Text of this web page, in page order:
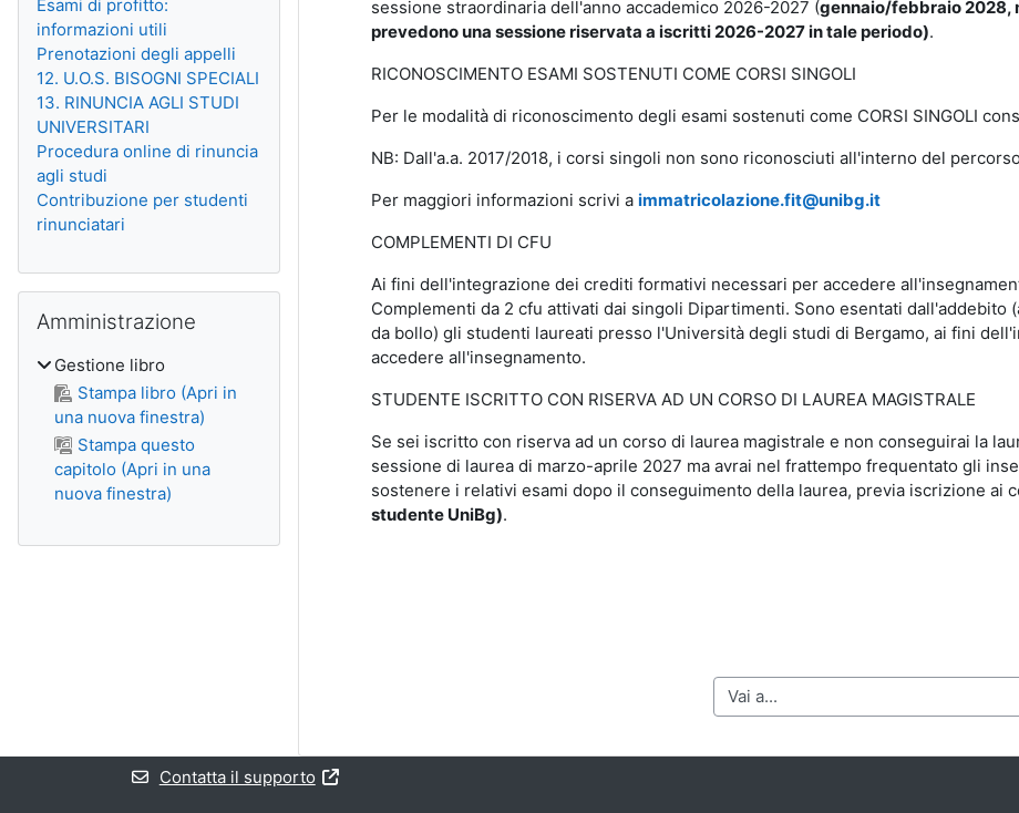
sessione straordinaria dell'anno accademico 2026-2027 (gennaio/febbraio 2028,
prevedono una sessione riservata a iscritti 2026-2027 in tale periodo).
RICONOSCIMENTO ESAMI SOSTENUTI COME CORSI SINGOLI
Per le modalità di riconoscimento degli esami sostenuti come CORSI SINGOLI
NB: Dall'a.a. 2017/2018, i corsi singoli non sono riconosciuti all'interno del
Per maggiori informazioni scrivi a immatricolazione.fit@unibg.it
COMPLEMENTI DI CFU
Ai fini dell'integrazione dei crediti formativi necessari per accedere
Complementi da 2 cfu attivati dai singoli Dipartimenti. Sono esentati
da bollo) gli studenti laureati presso l'Università degli studi di Bergamo, ai fini
accedere all'insegnamento.
STUDENTE ISCRITTO CON RISERVA AD UN CORSO DI LAUREA MAGISTRALE
Se sei iscritto con riserva ad un corso di laurea magistrale e non conseguirai la
sessione di laurea di marzo-aprile 2027 ma avrai nel frattempo frequentato gli
sostenere i relativi esami dopo il conseguimento della laurea, previa iscrizione ai
studente UniBg).
Vai a...
Esami di profitto:
informazioni utili
Prenotazioni degli appelli
12. U.O.S. BISOGNI SPECIALI
13. RINUNCIA AGLI STUDI
UNIVERSITARI
Procedura online di rinuncia
agli studi
Contribuzione per studenti
rinunciatari
Amministrazione
Gestione libro
Stampa libro (Apri in
una nuova finestra)
Stampa questo
capitolo (Apri in una
nuova finestra)
Contatta il supporto